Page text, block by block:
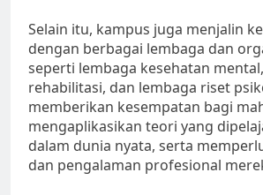
Selain itu, kampus juga menjalin
dengan berbagai lembaga dan
seperti lembaga kesehatan
rehabilitasi, dan lembaga riset
memberikan kesempatan bagi
mengaplikasikan teori yang
dalam dunia nyata, serta
dan pengalaman profesional